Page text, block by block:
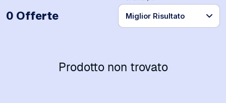
0 Offerte
Prodotto non trovato